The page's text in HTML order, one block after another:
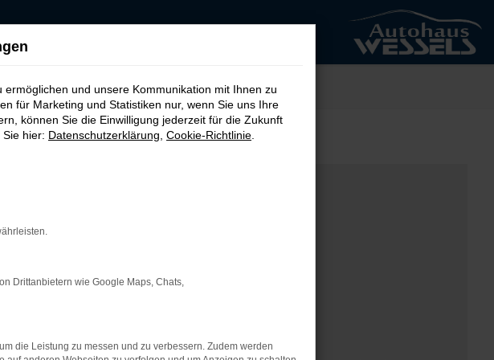
und unsere Kommunikation mit Ihnen zu
für Marketing und Statistiken nur, wenn Sie uns Ihre
können Sie die Einwilligung jederzeit für die Zukunft
hier: Datenschutzerklärung Cookie-Richtlinie
Drittanbietern wie Google Maps, Chats,
die Leistung zu messen und zu verbessern. Zudem werden